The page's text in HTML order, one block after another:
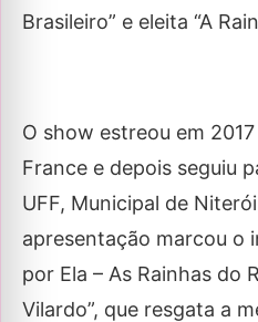
Brasileiro” e eleita “A
O show estreou em
France e depois seguiu
UFF, Municipal de
apresentação marcou o
por Ela – As Rainhas do
Vilardo”, que resgata a